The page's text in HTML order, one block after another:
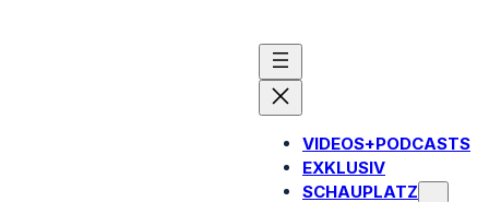
VIDEOS+PODCASTS
EXKLUSIV
SCHAUPLATZ